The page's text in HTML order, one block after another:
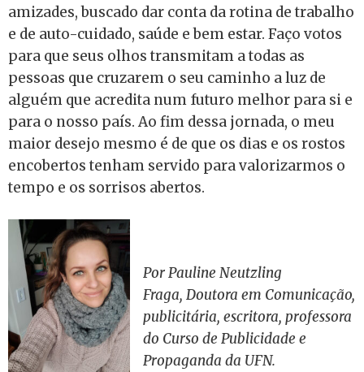
amizades, buscado dar conta da rotina de trabalho
e de auto-cuidado, saúde e bem estar. Faço votos
para que seus olhos transmitam a todas as
pessoas que cruzarem o seu caminho a luz de
alguém que acredita num futuro melhor para si e
para o nosso país. Ao fim dessa jornada, o meu
maior desejo mesmo é de que os dias e os rostos
encobertos tenham servido para valorizarmos o
tempo e os sorrisos abertos.
Por Pauline Neutzling
Fraga, Doutora em Comunicação,
publicitária, escritora, professora
do Curso de Publicidade e
Propaganda da UFN.